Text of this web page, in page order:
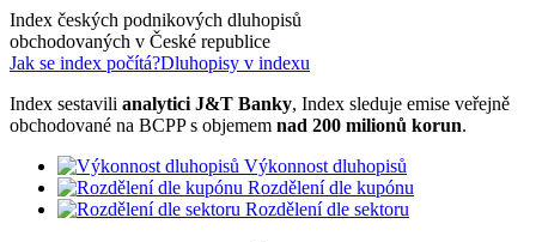
Index českých podnikových dluhopisů
obchodovaných v České republice
Jak se index počítá?Dluhopisy v indexu
Index sestavili analytici J&T Banky, Index sleduje emise veřejně
obchodované na BCPP s objemem nad 200 milionů korun.
Výkonnost dluhopisů
Rozdělení dle kupónu
Rozdělení dle sektoru